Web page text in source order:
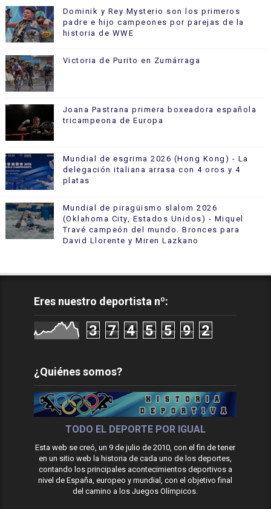
Dominik y Rey Mysterio son los primeros
padre e hijo campeones por parejas de la
historia de WWE
Victoria de Purito en Zumárraga
Joana Pastrana primera boxeadora española
tricampeona de Europa
Mundial de esgrima 2026 (Hong Kong) - La
delegación italiana arrasa con 4 oros y 4
platas
Mundial de piragüismo slalom 2026
(Oklahoma City, Estados Unidos) - Miquel
Travé campeón del mundo. Bronces para
David Llorente y Miren Lazkano
Eres nuestro deportista nº:
3 7 4 5 5 9 2
¿Quiénes somos?
TODO EL DEPORTE POR IGUAL
Esta web se creó, un 9 de julio de 2010, con el fin de tener
en un sitio web la historia de cada uno de los deportes,
contando los principales acontecimientos deportivos a
nivel de España, europeo y mundial, con el objetivo final
del camino a los Juegos Olímpicos.